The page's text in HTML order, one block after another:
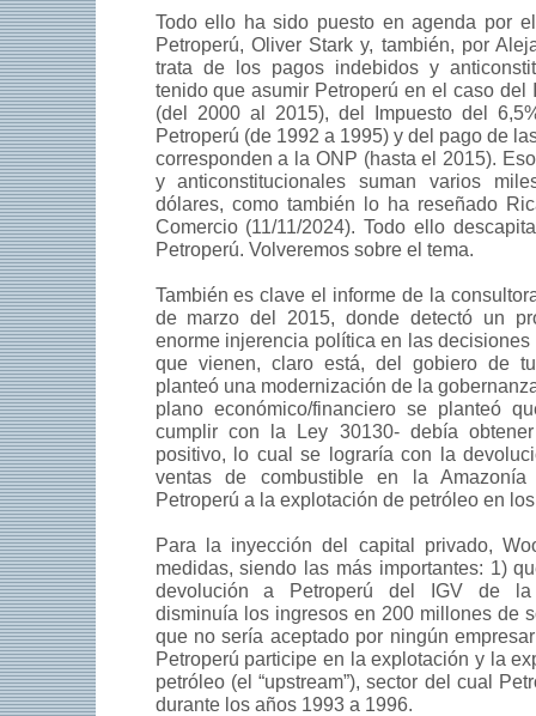
Todo ello ha sido puesto en agenda por
Petroperú, Oliver Stark y, también, por
trata de los pagos indebidos y
tenido que asumir Petroperú en el caso del
(del 2000 al 2015), del Impuesto del
Petroperú (de 1992 a 1995) y del pago de
corresponden a la ONP (hasta el 2015).
y anticonstitucionales suman varios
dólares, como también lo ha reseñado
Comercio (11/11/2024). Todo ello
Petroperú. Volveremos sobre el tema.
También es clave el informe de la
de marzo del 2015, donde detectó un
enorme injerencia política en las
que vienen, claro está, del gobiero de
planteó una modernización de la
plano económico/financiero se planteó
cumplir con la Ley 30130- debía
positivo, lo cual se lograría con la
ventas de combustible en la
Petroperú a la explotación de petróleo en
Para la inyección del capital privado,
medidas, siendo las más importantes: 1)
devolución a Petroperú del IGV de la
disminuía los ingresos en 200 millones de
que no sería aceptado por ningún
Petroperú participe en la explotación y la
petróleo (el “upstream”), sector del cual
durante los años 1993 a 1996.